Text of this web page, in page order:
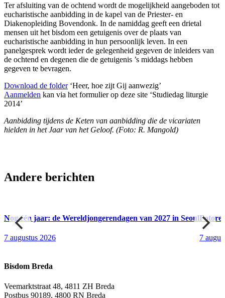
Ter afsluiting van de ochtend wordt de mogelijkheid aangeboden tot
eucharistische aanbidding in de kapel van de Priester- en
Diakenopleiding Bovendonk. In de namiddag geeft een drietal
mensen uit het bisdom een getuigenis over de plaats van
eucharistische aanbidding in hun persoonlijk leven. In een
panelgesprek wordt ieder de gelegenheid gegeven de inleiders van
de ochtend en degenen die de getuigenis ’s middags hebben
gegeven te bevragen.
Download de folder‘Heer, hoe zijt Gij aanwezig’
Aanmelden kan via het formulier op deze site ‘Studiedag liturgie
2014’
Aanbidding tijdens de Keten van aanbidding die de vicariaten
hielden in het Jaar van het Geloof. (Foto: R. Mangold)
Andere berichten
Nog één jaar: de Wereldjongerendagen van 2027 in Seoul
7 augustus 2026 7
Bisdom Breda
Veemarktstraat 48, 4811 ZH Breda
Postbus 90189, 4800 RN Breda